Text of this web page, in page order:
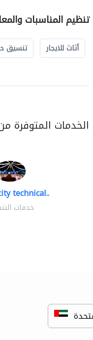
تنظيم المناسبات
أثاث للايجار تنسيق
الخدمات المتوفرة
technical..
خدمات